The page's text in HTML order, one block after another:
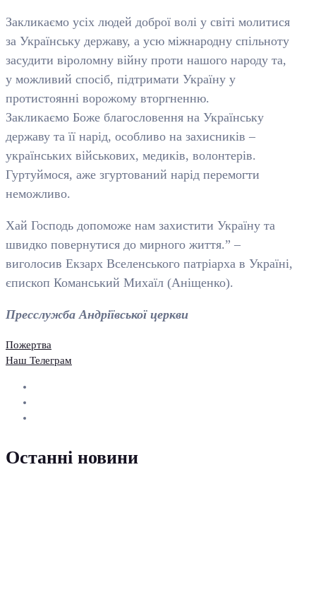
Закликаємо усіх людей доброї волі у світі молитися
за Українську державу, а усю міжнародну спільноту
засудити віроломну війну проти нашого народу та,
у можливий спосіб, підтримати Україну у
протистоянні ворожому вторгненню.
Закликаємо Боже благословення на Українську
державу та її нарід, особливо на захисників –
українських військових, медиків, волонтерів.
Гуртуймося, аже згуртований нарід перемогти
неможливо.
Хай Господь допоможе нам захистити Україну та
швидко повернутися до мирного життя.” –
виголосив Екзарх Вселенського патріарха в Україні,
єпископ Команський Михаїл (Аніщенко).
Пресслужба Андріївської церкви
Пожертва
Наш Телеграм
Останні новини